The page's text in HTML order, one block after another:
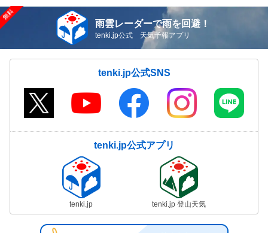
雨雲レーダーで雨を回避！
tenki.jp公式 天気予報アプリ
tenki.jp公式SNS
tenki.jp公式アプリ
tenki.jp tenki.jp 登山天気